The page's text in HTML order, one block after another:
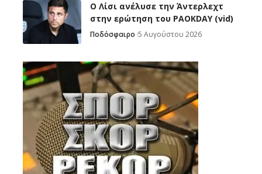
Ο Λίσι ανέλυσε την Άντερλεχτ
στην ερώτηση του PAOKDAY (vid)
Ποδόσφαιρο 5 Αυγούστου 2026